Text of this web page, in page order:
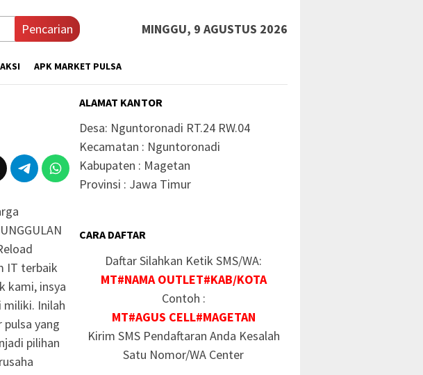
Pencarian MINGGU, 9 AGUSTUS 2026
APK MARKET PULSA
IT terbaik
kami, insya
miliki. Inilah
yang
pilihan
ALAMAT KANTOR
Desa: Nguntoronadi RT.24 RW.04
Kecamatan : Nguntoronadi
Kabupaten : Magetan
Provinsi : Jawa Timur
CARA DAFTAR
Daftar Silahkan Ketik SMS/WA:
MT#NAMA OUTLET#KAB/KOTA
Contoh :
MT#AGUS CELL#MAGETAN
Kirim SMS Pendaftaran Anda Kesalah
Satu Nomor/WA Center